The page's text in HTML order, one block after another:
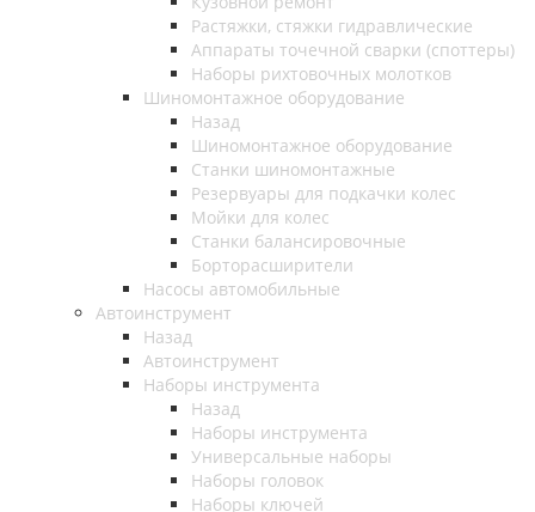
Растяжки, стяжки гидравлические
Аппараты точечной сварки (споттеры)
Наборы рихтовочных молотков
Шиномонтажное оборудование
Назад
Шиномонтажное оборудование
Станки шиномонтажные
Резервуары для подкачки колес
Мойки для колес
Станки балансировочные
Борторасширители
Насосы автомобильные
Автоинструмент
Назад
Автоинструмент
Наборы инструмента
Назад
Наборы инструмента
Универсальные наборы
Наборы головок
Наборы ключей